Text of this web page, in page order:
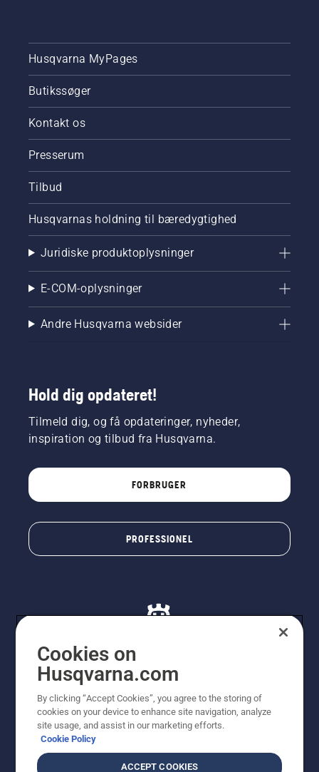
Husqvarna MyPages
Butikssøger
Kontakt os
Presserum
Tilbud
Husqvarnas holdning til bæredygtighed
Juridiske produktoplysninger
E-COM-oplysninger
Andre Husqvarna websider
Hold dig opdateret!
Tilmeld dig, og få opdateringer, nyheder,
inspiration og tilbud fra Husqvarna.
FORBRUGER
PROFESSIONEL
viste priser er vejledende udsalgspriser. Der tages
forbehold for stave- og trykfejl samt prisændringer. Vi
stræber efter at have så nøjagtige oplysningerne på
dette websted som muligt. Alle anførte priser er
vejledende udsalgspriser (inkl. moms), medmindre
Cookies on
Husqvarna.com
By clicking “Accept Cookies”, you agree to the storing of
cookies on your device to enhance site navigation, analyze
site usage, and assist in our marketing efforts.
Cookie Policy
ACCEPT COOKIES